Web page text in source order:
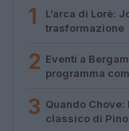
1
L’arca di Lorè:
trasformazione
2 Eventi a
programma
3 Quando
classico di